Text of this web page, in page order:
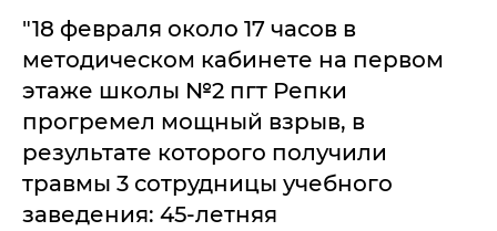
"18 февраля около 17 часов в
методическом кабинете на первом
этаже школы №2 пгт Репки
прогремел мощный взрыв, в
результате которого получили
травмы 3 сотрудницы учебного
заведения: 45-летняя